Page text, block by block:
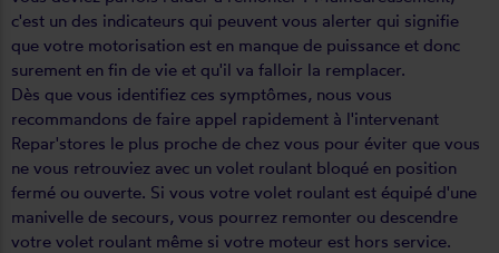
c'est un des indicateurs qui peuvent vous alerter qui signifie
que votre motorisation est en manque de puissance et donc
surement en fin de vie et qu'il va falloir la remplacer.
Dès que vous identifiez ces symptômes, nous vous
recommandons de faire appel rapidement à l'intervenant
Repar'stores le plus proche de chez vous pour éviter que vous
ne vous retrouviez avec un volet roulant bloqué en position
fermé ou ouverte. Si vous votre volet roulant est équipé d'une
manivelle de secours, vous pourrez remonter ou descendre
votre volet roulant même si votre moteur est hors service.